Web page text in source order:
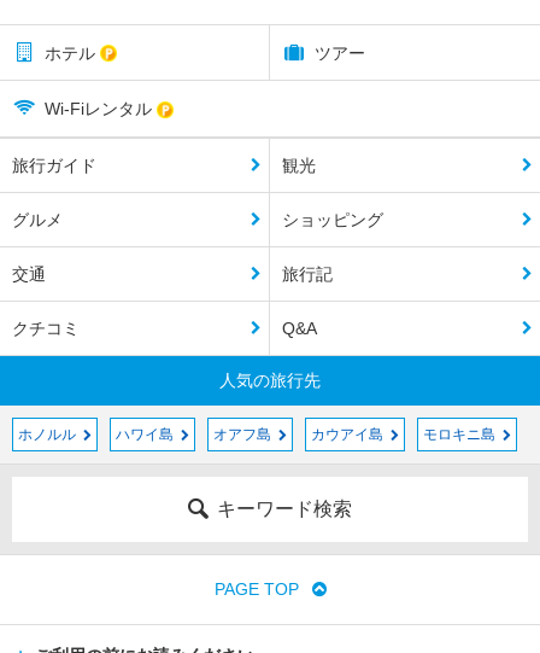
ホテル ツアー
Wi-Fiレンタル
旅行ガイド 観光
グルメ ショッピング
交通 旅行記
クチコミ Q&A
人気の旅行先
ホノルル ハワイ島 オアフ島 カウアイ島 モロキニ島
キーワード検索
PAGE TOP